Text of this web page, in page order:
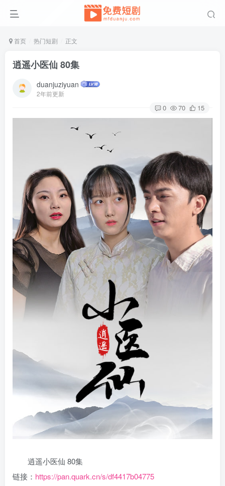
首页 热门短剧 正文
逍遥小医仙 80集
duanjuziyuan
2年前更新
0 70 15
逍遥小医仙 80集
链接： https://pan.quark.cn/s/df4417b04775